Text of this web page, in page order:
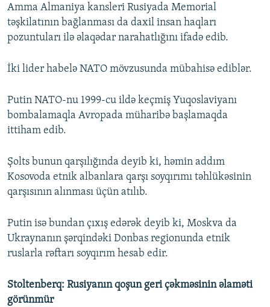
720p 1080p
1080p
Amma Almaniya kansleri Rusiyada Memorial
təşkilatının bağlanması da daxil insan haqları
pozuntuları ilə əlaqədar narahatlığını ifadə edib.
İki lider habelə NATO mövzusunda mübahisə ediblər.
Putin NATO-nu 1999-cu ildə keçmiş Yuqoslaviyanı
bombalamaqla Avropada müharibə başlamaqda
ittiham edib.
Şolts bunun qarşılığında deyib ki, həmin addım
Kosovoda etnik albanlara qarşı soyqırımı təhlükəsinin
qarşısının alınması üçün atılıb.
Putin isə bundan çıxış edərək deyib ki, Moskva da
Ukraynanın şərqindəki Donbas regionunda etnik
ruslarla rəftarı soyqırım hesab edir.
Stoltenberq: Rusiyanın qoşun geri çəkməsinin əlaməti
görünmür